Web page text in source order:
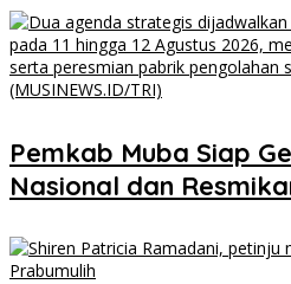
Pemkab Muba Siap
Nasional dan